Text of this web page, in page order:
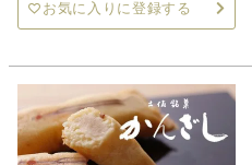
お気に入りに登録する